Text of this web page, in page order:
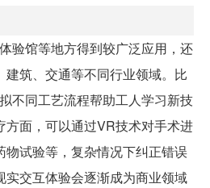
验馆等地方得到较广泛应用，还
筑、交通等不同行业领域。比
不同工艺流程帮助工人学习新技
方面，可以通过VR技术对手术进
物试验等，复杂情况下纠正错误
实交互体验会逐渐成为商业领域